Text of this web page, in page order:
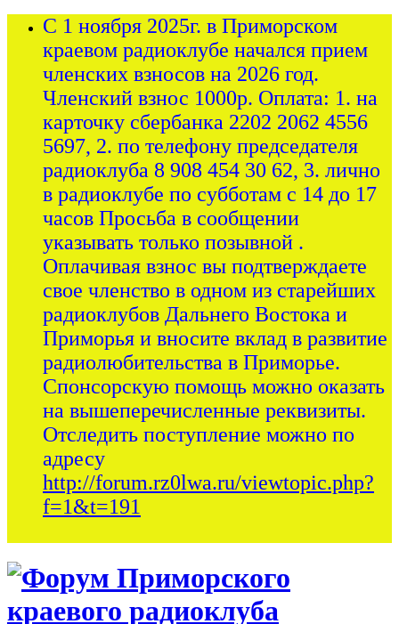
С 1 ноября 2025г. в Приморском
краевом радиоклубе начался прием
членских взносов на 2026 год.
Членский взнос 1000р. Оплата: 1. на
карточку сбербанка 2202 2062 4556
5697, 2. по телефону председателя
радиоклуба 8 908 454 30 62, 3. лично
в радиоклубе по субботам с 14 до 17
часов Просьба в сообщении
указывать только позывной .
Оплачивая взнос вы подтверждаете
свое членство в одном из старейших
радиоклубов Дальнего Востока и
Приморья и вносите вклад в развитие
радиолюбительства в Приморье.
Спонсорскую помощь можно оказать
на вышеперечисленные реквизиты.
Отследить поступление можно по
адресу
http://forum.rz0lwa.ru/viewtopic.php?
f=1&t=191